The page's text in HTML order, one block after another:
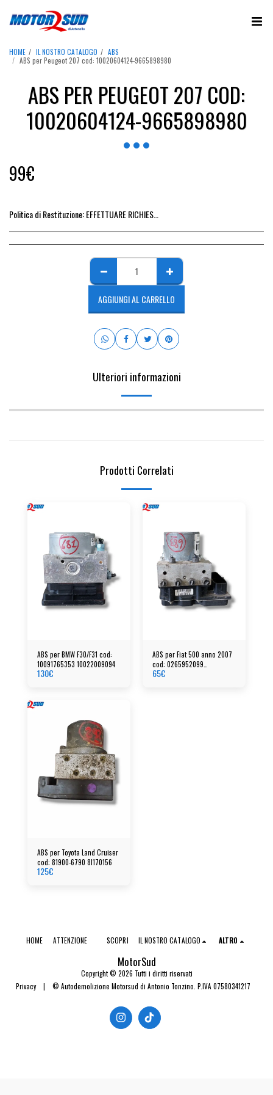
HOME IL NOSTRO CATALOGO
ABS
ABS per Peugeot 207 cod: 10020604124-9665898980
ABS PER PEUGEOT 207 COD:
10020604124-9665898980
99€
Politica di Restituzione:EFFETTUARE RICHIESTA DI RESO ENTRO 14 GIORNI DALL&#039;ACQUISTO DEL RICAMBIO, IL RIMBORSO VIENE EMESSO ALLA CONSEGNA DEL RICAMBIO IN SEDE.
AGGIUNGI AL CARRELLO
Ulteriori informazioni
Prodotti Correlati
ABS per BMW F30/F31 cod:
10091765353 10022009094
130€
ABS per Fiat 500 anno 2007
cod: 0265952099
0265252447
65€
ABS per Toyota Land Cruiser
cod: 81900-6790 8l170156
125€
MotorSud
Copyright © 2026 Tutti i diritti riservati
Privacy| © Autodemolizione Motorsud di Antonio Tonzino. P.IVA 07580341217
HOME ATTENZIONE SCOPRI IL NOSTRO CATALOGO ALTRO